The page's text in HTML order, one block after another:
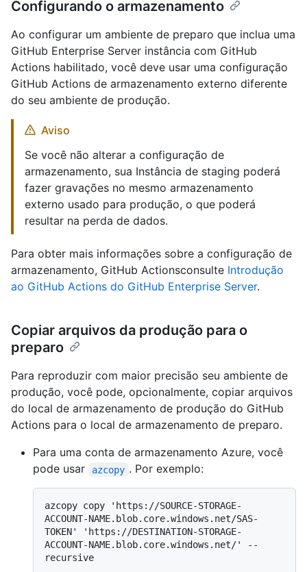
Configurando o armazenamento
Ao configurar um ambiente de preparo que inclua uma
GitHub Enterprise Server instância com GitHub
Actions habilitado, você deve usar uma configuração
GitHub Actions de armazenamento externo diferente
do seu ambiente de produção.
Aviso
Se você não alterar a configuração de
armazenamento, sua Instância de staging poderá
fazer gravações no mesmo armazenamento
externo usado para produção, o que poderá
resultar na perda de dados.
Para obter mais informações sobre a configuração de
armazenamento, GitHub Actionsconsulte Introdução
ao GitHub Actions do GitHub Enterprise Server.
Copiar arquivos da produção para o
preparo
Para reproduzir com maior precisão seu ambiente de
produção, você pode, opcionalmente, copiar arquivos
do local de armazenamento de produção do GitHub
Actions para o local de armazenamento de preparo.
Para uma conta de armazenamento Azure, você
pode usar
azcopy . Por exemplo:
azcopy copy 'https://SOURCE-STORAGE-
ACCOUNT-NAME.blob.core.windows.net/SAS-
TOKEN' 'https://DESTINATION-STORAGE-
ACCOUNT-NAME.blob.core.windows.net/' --